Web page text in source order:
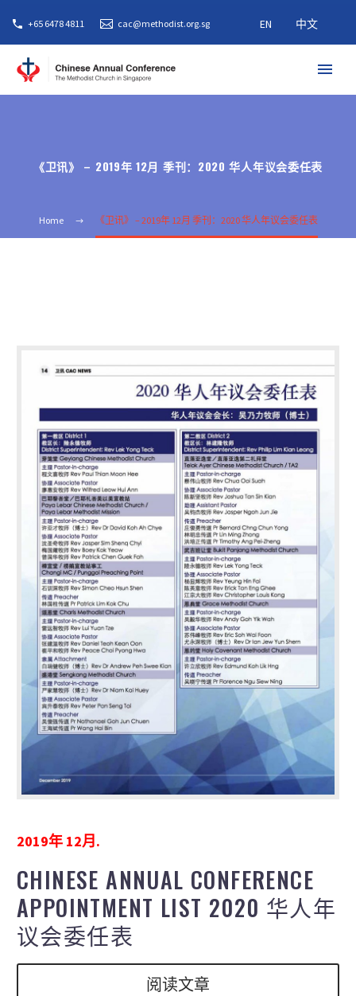
+65 6478 4811 cac@methodist.org.sg EN 中文
《卫讯》 – 2019年 12月 季刊：2020 华人年议会委任表
Home 《卫讯》 – 2019年 12月 季刊：2020 华人年议会委任表
2019年 12月.
CHINESE ANNUAL CONFERENCE
APPOINTMENT LIST 2020 华人年
议会委任表
阅读文章